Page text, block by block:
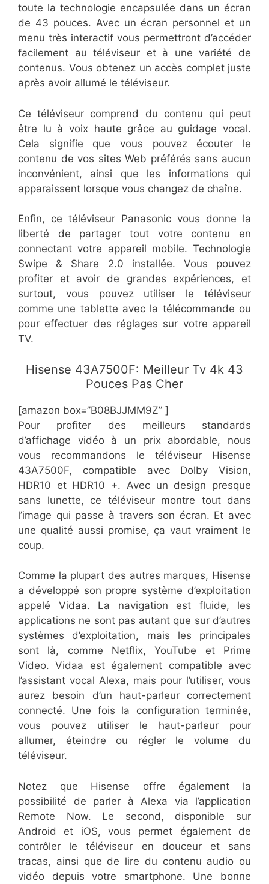
toute la technologie encapsulée dans un écran
de 43 pouces. Avec un écran personnel et un
menu très interactif vous permettront d’accéder
facilement au téléviseur et à une variété de
contenus. Vous obtenez un accès complet juste
après avoir allumé le téléviseur.
Ce téléviseur comprend du contenu qui peut
être lu à voix haute grâce au guidage vocal.
Cela signifie que vous pouvez écouter le
contenu de vos sites Web préférés sans aucun
inconvénient, ainsi que les informations qui
apparaissent lorsque vous changez de chaîne.
Enfin, ce téléviseur Panasonic vous donne la
liberté de partager tout votre contenu en
connectant votre appareil mobile. Technologie
Swipe & Share 2.0 installée. Vous pouvez
profiter et avoir de grandes expériences, et
surtout, vous pouvez utiliser le téléviseur
comme une tablette avec la télécommande ou
pour effectuer des réglages sur votre appareil
TV.
Hisense 43A7500F: Meilleur Tv 4k 43
Pouces Pas Cher
[amazon box=”B08BJJMM9Z” ]
Pour profiter des meilleurs standards
d’affichage vidéo à un prix abordable, nous
vous recommandons le téléviseur Hisense
43A7500F, compatible avec Dolby Vision,
HDR10 et HDR10 +. Avec un design presque
sans lunette, ce téléviseur montre tout dans
l’image qui passe à travers son écran. Et avec
une qualité aussi promise, ça vaut vraiment le
coup.
Comme la plupart des autres marques, Hisense
a développé son propre système d’exploitation
appelé Vidaa. La navigation est fluide, les
applications ne sont pas autant que sur d’autres
systèmes d’exploitation, mais les principales
sont là, comme Netflix, YouTube et Prime
Video. Vidaa est également compatible avec
l’assistant vocal Alexa, mais pour l’utiliser, vous
aurez besoin d’un haut-parleur correctement
connecté. Une fois la configuration terminée,
vous pouvez utiliser le haut-parleur pour
allumer, éteindre ou régler le volume du
téléviseur.
Notez que Hisense offre également la
possibilité de parler à Alexa via l’application
Remote Now. Le second, disponible sur
Android et iOS, vous permet également de
contrôler le téléviseur en douceur et sans
tracas, ainsi que de lire du contenu audio ou
vidéo depuis votre smartphone. Une bonne